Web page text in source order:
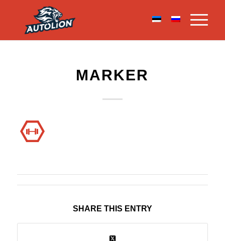
MARKER
SHARE THIS ENTRY